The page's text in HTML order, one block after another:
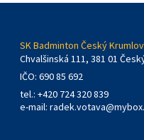
SK Badminton Český
Chvalšinská 111, 381 01
IČO: 690 85 692
tel.: +420 724 320 839
e-mail: